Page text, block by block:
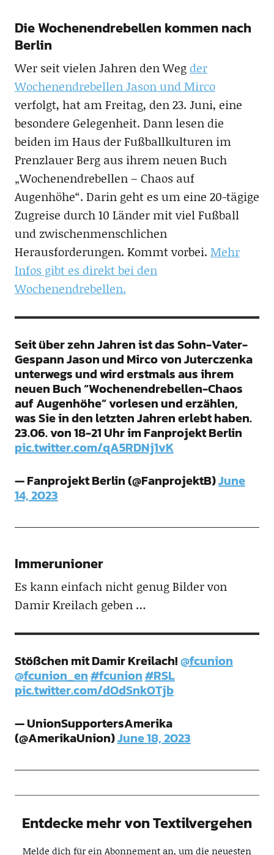
Die Wochenendrebellen kommen nach
Berlin
Wer seit vielen Jahren den Weg der
Wochenendrebellen Jason und Mirco
verfolgt, hat am Freitag, den 23. Juni, eine
besondere Gelegenheit. Dann lesen die
beiden im Haus der Fußballkulturen im
Prenzlauer Berg aus ihrem neuen Buch
„Wochenendrebellen – Chaos auf
Augenhöhe“. Darin geht es um eine 20-tägige
Zugreise durch 10 Länder mit viel Fußball
und zwischenmenschlichen
Herausforderungen. Kommt vorbei. Mehr
Infos gibt es direkt bei den
Wochenendrebellen.
Seit über zehn Jahren ist das Sohn-Vater-
Gespann Jason und Mirco von Juterczenka
unterwegs und wird erstmals aus ihrem
neuen Buch “Wochenendrebellen-Chaos
auf Augenhöhe” vorlesen und erzählen,
was Sie in den letzten Jahren erlebt haben.
23.06. von 18-21 Uhr im Fanprojekt Berlin
pic.twitter.com/qA5RDNj1vK
— Fanprojekt Berlin (@FanprojektB)June
14, 2023
Immerunioner
Es kann einfach nicht genug Bilder von
Damir Kreilach geben …
Stößchen mit Damir Kreilach!@fcunion
@fcunion_en#fcunion#RSL
pic.twitter.com/dOdSnkOTjb
— UnionSupportersAmerika
(@AmerikaUnion)June 18, 2023
Entdecke mehr von Textilvergehen
Melde dich für ein Abonnement an, um die neuesten